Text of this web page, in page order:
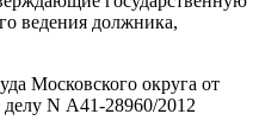
ведения должника,
Московского округа от
N А41-28960/2012